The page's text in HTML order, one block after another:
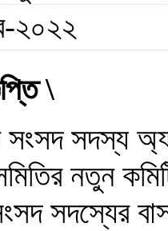
২০২২
\
সংসদ সদস্য
নতুন
সদস্যের